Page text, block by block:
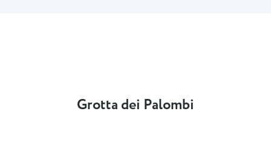
Grotta dei Palombi